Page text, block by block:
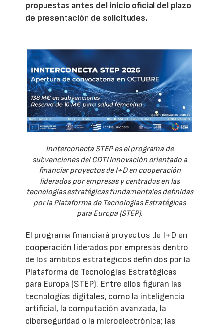
propuestas antes del inicio oficial del plazo
de presentación de solicitudes.
Innterconecta STEP es el programa de
subvenciones del CDTI Innovación orientado a
financiar proyectos de I+D en cooperación
liderados por empresas y centrados en las
tecnologías estratégicas fundamentales definidas
por la Plataforma de Tecnologías Estratégicas
para Europa (STEP).
El programa financiará proyectos de I+D en
cooperación liderados por empresas dentro
de los ámbitos estratégicos definidos por la
Plataforma de Tecnologías Estratégicas
para Europa (STEP). Entre ellos figuran las
tecnologías digitales, como la inteligencia
artificial, la computación avanzada, la
ciberseguridad o la microelectrónica; las